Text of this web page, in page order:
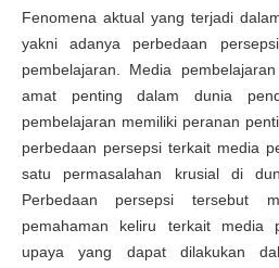
Fenomena aktual yang terjadi
yakni adanya perbedaan
pembelajaran. Media
amat penting dalam dunia
pembelajaran memiliki peranan
perbedaan persepsi terkait media
satu permasalahan krusial di
Perbedaan persepsi tersebut
pemahaman keliru terkait media
upaya yang dapat dilakukan